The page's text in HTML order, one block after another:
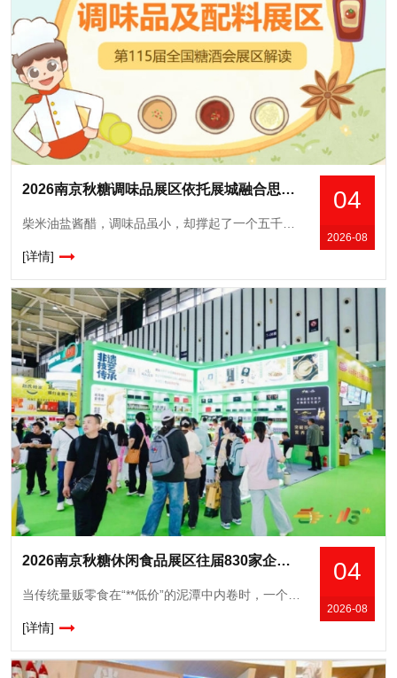
04
2026-08
2026南京秋糖调味品展区依托展城融合思路与南京携手打造秋糖季促消费活动
[详情]
04
2026-08
2026南京秋糖休闲食品展区往届830家企业参展现场意向成交额达15.6亿元
[详情]